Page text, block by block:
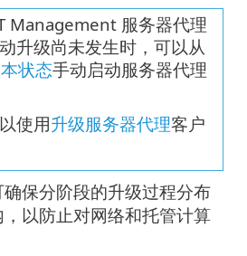
Management 服务器代理
升级尚未发生时，可以从
状态手动启动服务器代理
使用升级服务器代理客户
保分阶段的升级过程分布
以防止对网络和托管计算